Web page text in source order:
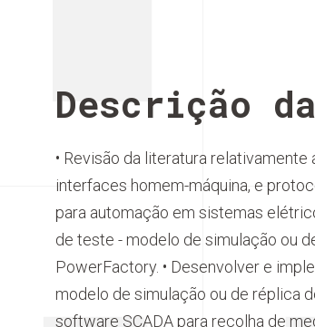
Descrição
• Revisão da literatura
interfaces homem-máquina, e
para automação em sistemas
de teste - modelo de simulação ou
PowerFactory. • Desenvolver e
modelo de simulação ou de réplica
software SCADA para recolha de